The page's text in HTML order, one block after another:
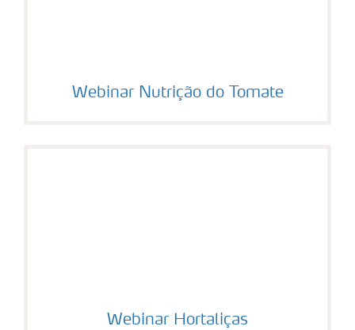
Webinar Nutrição do Tomate
Webinar Hortaliças